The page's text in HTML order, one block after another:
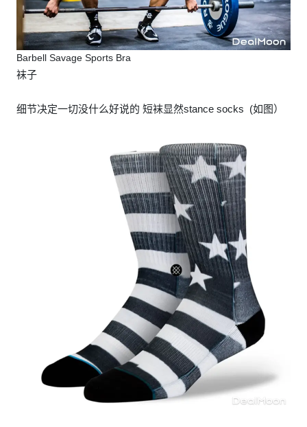
Barbell Savage Sports Bra
袜子
细节决定一切没什么好说的 短袜显然stance socks (如图）